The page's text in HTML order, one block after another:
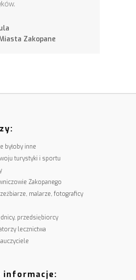
Zakopane
byłoby inne
turystyki i sportu
Zakopanego
malarze, fotograficy
przedsiębiorcy
lecznictwa
informacje: